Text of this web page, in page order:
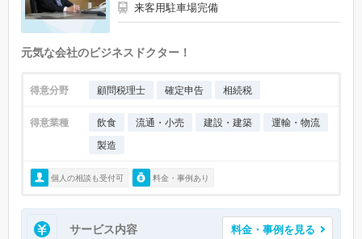
来客用駐車場完備
元気な会社のビジネスドクター！
得意分野 顧問税理士 確定申告 相続税
得意業種 飲食 流通・小売 建設・建築
運輸・物流
製造
個人の相談も受付可 料金・事例あり
サービス内容 料金・事例を見る